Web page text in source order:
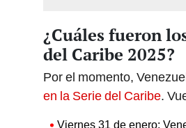
¿Cuáles fueron
del Caribe 2025?
Por el momento,
en la Serie del Caribe.
Viernes 31 de enero: